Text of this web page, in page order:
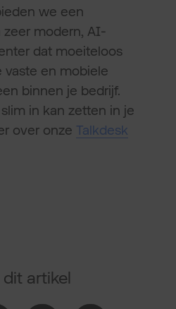
we een
zeer modern, AI-
dat moeiteloos
en mobiele
binnen je bedrijf.
in kan zetten in je
over onze Talkdesk
dit artikel